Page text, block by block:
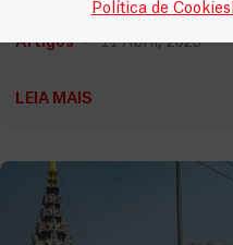
Política de Cookies
terramoto devastador
Artigos 11 Abril, 2025
LEIA MAIS